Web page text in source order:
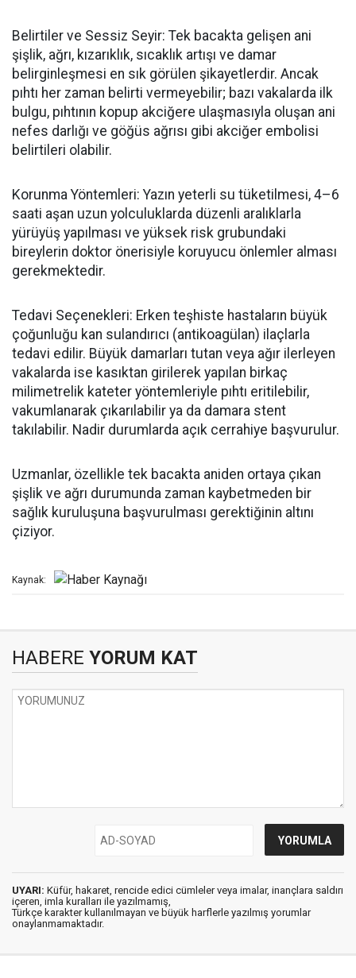
Belirtiler ve Sessiz Seyir: Tek bacakta gelişen ani
şişlik, ağrı, kızarıklık, sıcaklık artışı ve damar
belirginleşmesi en sık görülen şikayetlerdir. Ancak
pıhtı her zaman belirti vermeyebilir; bazı vakalarda ilk
bulgu, pıhtının kopup akciğere ulaşmasıyla oluşan ani
nefes darlığı ve göğüs ağrısı gibi akciğer embolisi
belirtileri olabilir.
Korunma Yöntemleri: Yazın yeterli su tüketilmesi, 4–6
saati aşan uzun yolculuklarda düzenli aralıklarla
yürüyüş yapılması ve yüksek risk grubundaki
bireylerin doktor önerisiyle koruyucu önlemler alması
gerekmektedir.
Tedavi Seçenekleri: Erken teşhiste hastaların büyük
çoğunluğu kan sulandırıcı (antikoagülan) ilaçlarla
tedavi edilir. Büyük damarları tutan veya ağır ilerleyen
vakalarda ise kasıktan girilerek yapılan birkaç
milimetrelik kateter yöntemleriyle pıhtı eritilebilir,
vakumlanarak çıkarılabilir ya da damara stent
takılabilir. Nadir durumlarda açık cerrahiye başvurulur.
Uzmanlar, özellikle tek bacakta aniden ortaya çıkan
şişlik ve ağrı durumunda zaman kaybetmeden bir
sağlık kuruluşuna başvurulması gerektiğinin altını
çiziyor.
Kaynak:
HABERE YORUM KAT
UYARI: Küfür, hakaret, rencide edici cümleler veya imalar, inançlara saldırı
içeren, imla kuralları ile yazılmamış,
Türkçe karakter kullanılmayan ve büyük harflerle yazılmış yorumlar
onaylanmamaktadır.